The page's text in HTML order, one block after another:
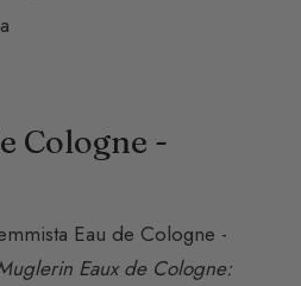
Cologne -
Eau de Cologne -
Eaux de Cologne: